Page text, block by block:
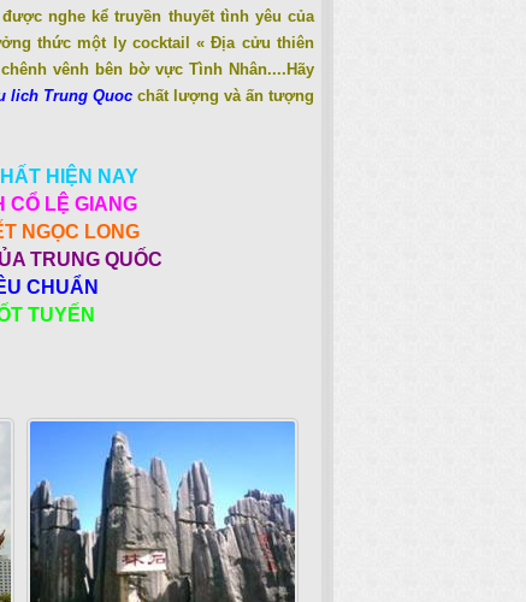
nghe kể truyền thuyết tình yêu của
thức một ly cocktail « Địa cửu thiên
vênh bên bờ vực Tình Nhân....Hãy
lich Trung Quoc chất lượng và ấn tượng
HIỆN NAY
CỔ LỆ GIANG
NGỌC LONG
TRUNG QUỐC
CHUẨN
TUYẾN